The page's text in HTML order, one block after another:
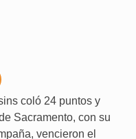
coló 24 puntos y
Sacramento, con su
vencieron el